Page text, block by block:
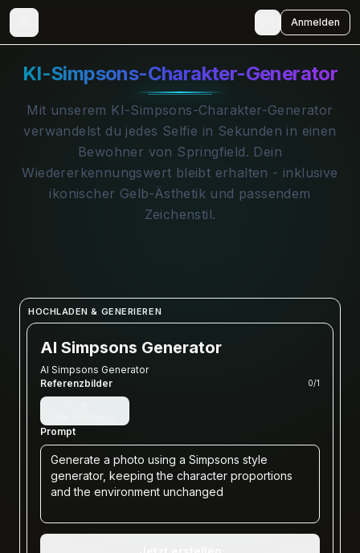
Anmelden
KI-Simpsons-Charakter-Generator
Mit unserem KI-Simpsons-Charakter-Generator
verwandelst du jedes Selfie in Sekunden in einen
Bewohner von Springfield. Dein
Wiedererkennungswert bleibt erhalten - inklusive
ikonischer Gelb-Ästhetik und passendem
Zeichenstil.
HOCHLADEN & GENERIEREN
AI Simpsons Generator
AI Simpsons Generator
Referenzbilder
0/1
Prompt